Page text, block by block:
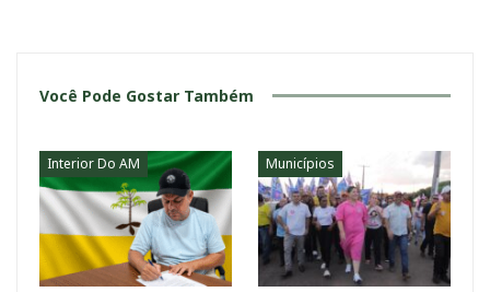
Você Pode Gostar Também
Interior Do AM Municípios